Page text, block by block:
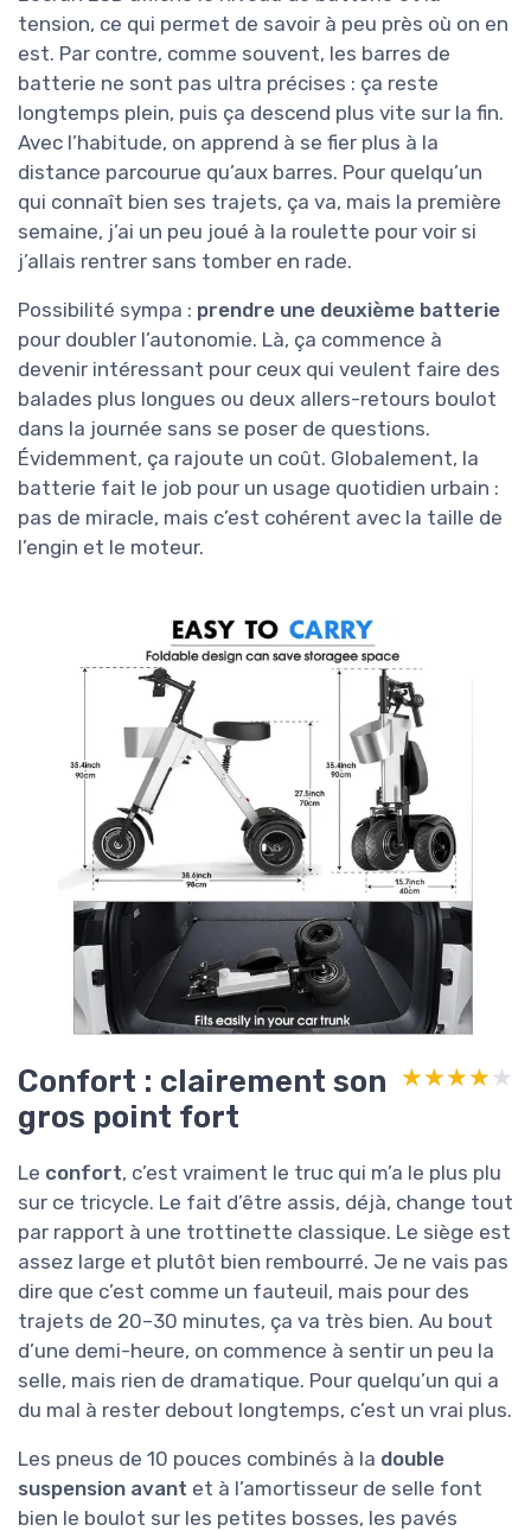
tension, ce qui permet de savoir à peu près où on en
est. Par contre, comme souvent, les barres de
batterie ne sont pas ultra précises : ça reste
longtemps plein, puis ça descend plus vite sur la fin.
Avec l’habitude, on apprend à se fier plus à la
distance parcourue qu’aux barres. Pour quelqu’un
qui connaît bien ses trajets, ça va, mais la première
semaine, j’ai un peu joué à la roulette pour voir si
j’allais rentrer sans tomber en rade.
Possibilité sympa : prendre une deuxième batterie
pour doubler l’autonomie. Là, ça commence à
devenir intéressant pour ceux qui veulent faire des
balades plus longues ou deux allers-retours boulot
dans la journée sans se poser de questions.
Évidemment, ça rajoute un coût. Globalement, la
batterie fait le job pour un usage quotidien urbain :
pas de miracle, mais c’est cohérent avec la taille de
l’engin et le moteur.
Confort : clairement son
gros point fort
★★★★★
★★★★★
Le confort, c’est vraiment le truc qui m’a le plus plu
sur ce tricycle. Le fait d’être assis, déjà, change tout
par rapport à une trottinette classique. Le siège est
assez large et plutôt bien rembourré. Je ne vais pas
dire que c’est comme un fauteuil, mais pour des
trajets de 20–30 minutes, ça va très bien. Au bout
d’une demi-heure, on commence à sentir un peu la
selle, mais rien de dramatique. Pour quelqu’un qui a
du mal à rester debout longtemps, c’est un vrai plus.
Les pneus de 10 pouces combinés à la double
suspension avant et à l’amortisseur de selle font
bien le boulot sur les petites bosses, les pavés